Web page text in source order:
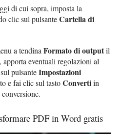
di cui sopra, imposta la
clic sul pulsanteCartella di
a tendinaFormato di outputil
, apporta eventuali regolazioni al
pulsanteImpostazioni
e fai clic sul tastoConvertiin
PDF in Word gratis